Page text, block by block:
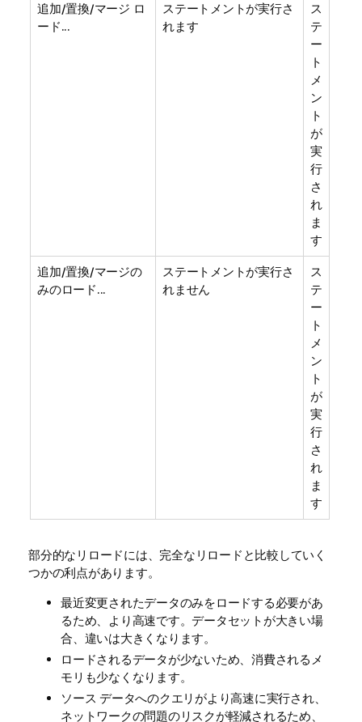
追加/置換/マージ ロ
ード...
ステートメントが実行さ
れます
ス
テ
ー
ト
メ
ン
ト
が
実
行
さ
れ
ま
す
追加/置換/マージの
みのロード...
ステートメントが実行さ
れません
ス
テ
ー
ト
メ
ン
ト
が
実
行
さ
れ
ま
す
部分的なリロードには、完全なリロードと比較していく
つかの利点があります。
最近変更されたデータのみをロードする必要があ
るため、より高速です。データセットが大きい場
合、違いは大きくなります。
ロードされるデータが少ないため、消費されるメ
モリも少なくなります。
ソース データへのクエリがより高速に実行され、
ネットワークの問題のリスクが軽減されるため、